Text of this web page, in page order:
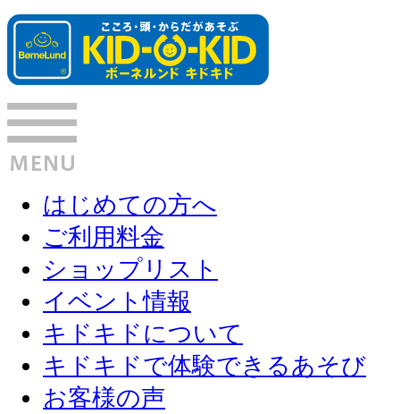
はじめての方へ
ご利用料金
ショップリスト
イベント情報
キドキドについて
キドキドで体験できるあそび
お客様の声